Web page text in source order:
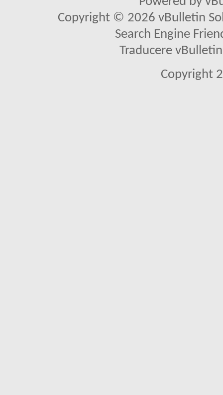
Copyright © 2026 vBulletin
Search Engine
Traducere
Copyright